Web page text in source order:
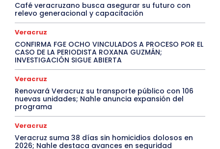
Café veracruzano busca asegurar su futuro con
relevo generacional y capacitación
Veracruz
CONFIRMA FGE OCHO VINCULADOS A PROCESO POR EL
CASO DE LA PERIODISTA ROXANA GUZMÁN;
INVESTIGACIÓN SIGUE ABIERTA
Veracruz
Renovará Veracruz su transporte público con 106
nuevas unidades; Nahle anuncia expansión del
programa
Veracruz
Veracruz suma 38 días sin homicidios dolosos en
2026; Nahle destaca avances en seguridad